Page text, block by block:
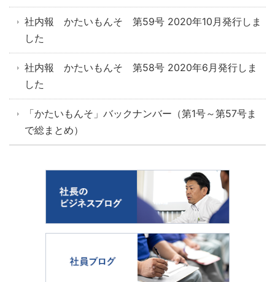
社内報 かたいもんそ 第59号 2020年10月発行しま
した
社内報 かたいもんそ 第58号 2020年6月発行しま
した
「かたいもんそ」バックナンバー（第1号～第57号ま
で総まとめ）